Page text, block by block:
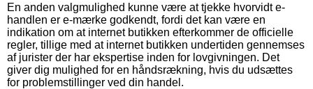
En anden valgmulighed kunne være at tjekke hvorvidt e-
handlen er e-mærke godkendt, fordi det kan være en
indikation om at internet butikken efterkommer de officielle
regler, tillige med at internet butikken undertiden gennemses
af jurister der har ekspertise inden for lovgivningen. Det
giver dig mulighed for en håndsrækning, hvis du udsættes
for problemstillinger ved din handel.